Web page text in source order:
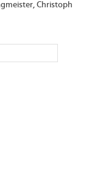
Christoph